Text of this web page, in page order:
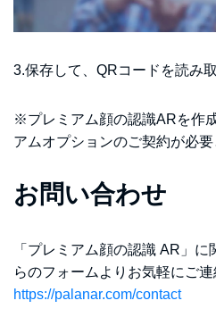
3.保存して、QRコードを読み
※プレミアム顔の認識ARを作
アムオプションのご契約が必要
お問い合わせ
「プレミアム顔の認識 AR」
らのフォームよりお気軽にご連
https://palanar.com/contact